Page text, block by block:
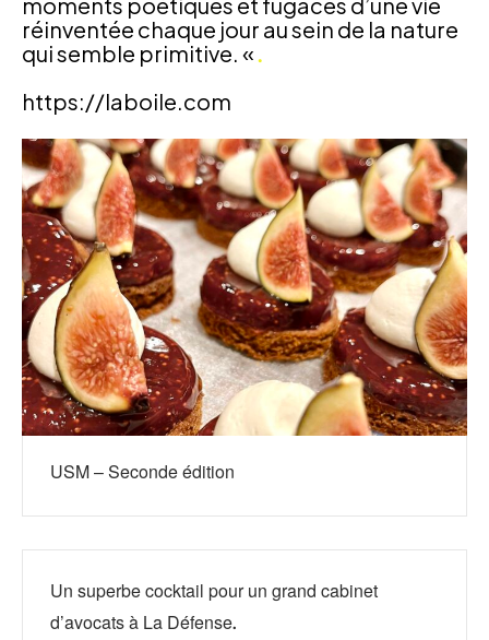
réinventée chaque jour au sein de la nature
qui semble primitive. «.
https://laboile.com
USM – Seconde édition
Un superbe cocktail pour un grand cabinet
d’avocats à La Défense.